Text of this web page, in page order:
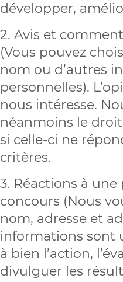
développer,
2. Avis et
(Vous pouvez
nom ou d’autres
personnelles).
nous intéresse.
néanmoins le
si celle-ci ne
critères.
3. Réactions à
concours (Nous
nom, adresse et
informations sont
à bien l’action,
divulguer les